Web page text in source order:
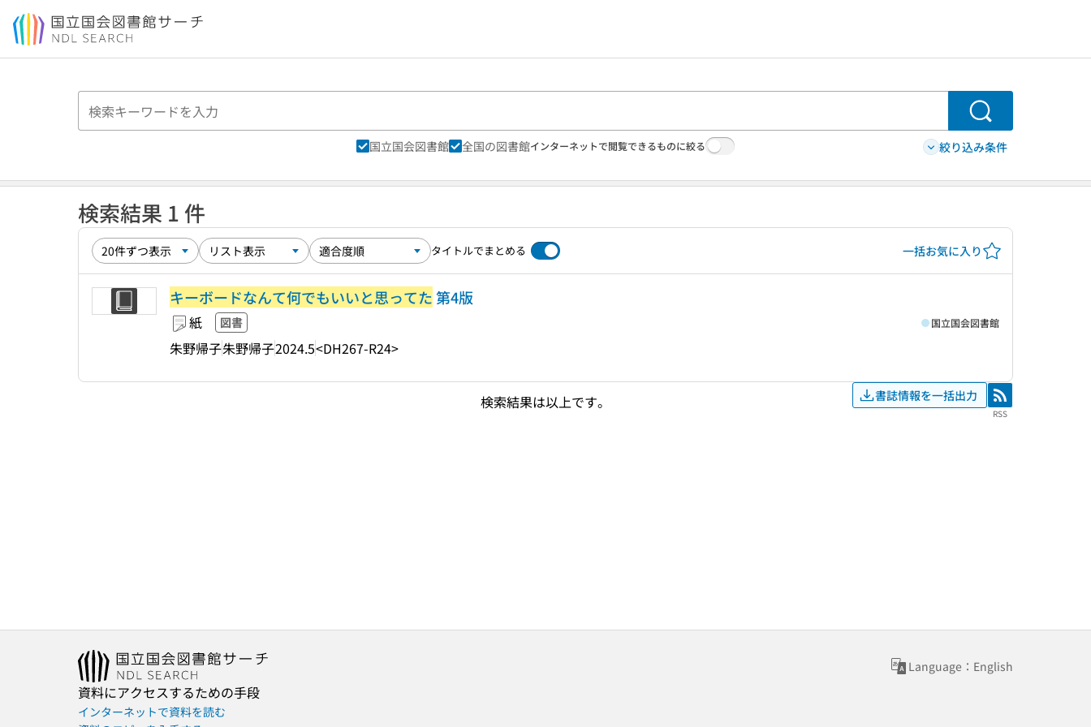
本文へ移動
検索
国立国会図書館 全国の図書館インターネットで閲覧できるものに絞る 絞り込み条件
検索結果 1 件
タイトルでまとめる 一括お気に入り
キーボードなんて何でもいいと思ってた第4版
紙 図書
朱野帰子朱野帰子2024.5<DH267-R24>
国立国会図書館
検索結果は以上です。 書誌情報を一括出力 RSS
RSS
Language：English
資料にアクセスするための手段
インターネットで資料を読む